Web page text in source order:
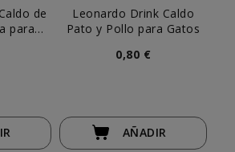
de
para
Leonardo Drink Caldo
Pato y Pollo para Gatos
0,80 €
AÑADIR